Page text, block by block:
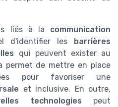
liés à la communication
d'identifier les barrières
qui peuvent exister au
permet de mettre en place
pour favoriser une
et inclusive. En outre,
technologies peut